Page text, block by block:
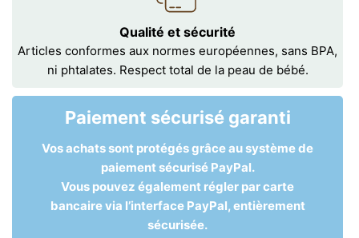
Qualité et sécurité
Articles conformes aux normes européennes, sans BPA,
ni phtalates. Respect total de la peau de bébé.
Paiement sécurisé garanti
Vos achats sont protégés grâce au système de
paiement sécurisé PayPal.
Vous pouvez également régler par carte
bancaire via l’interface PayPal, entièrement
sécurisée.